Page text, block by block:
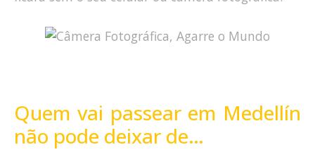
Quem vai passear em Medellín
não pode deixar de…